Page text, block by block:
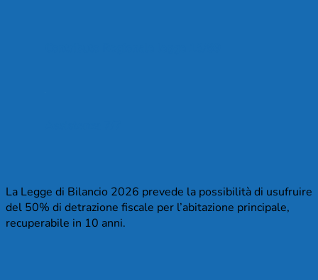
La Legge di Bilancio 2026 prevede la possibilità di usufruire
del 50% di detrazione fiscale per l’abitazione principale,
recuperabile in 10 anni.